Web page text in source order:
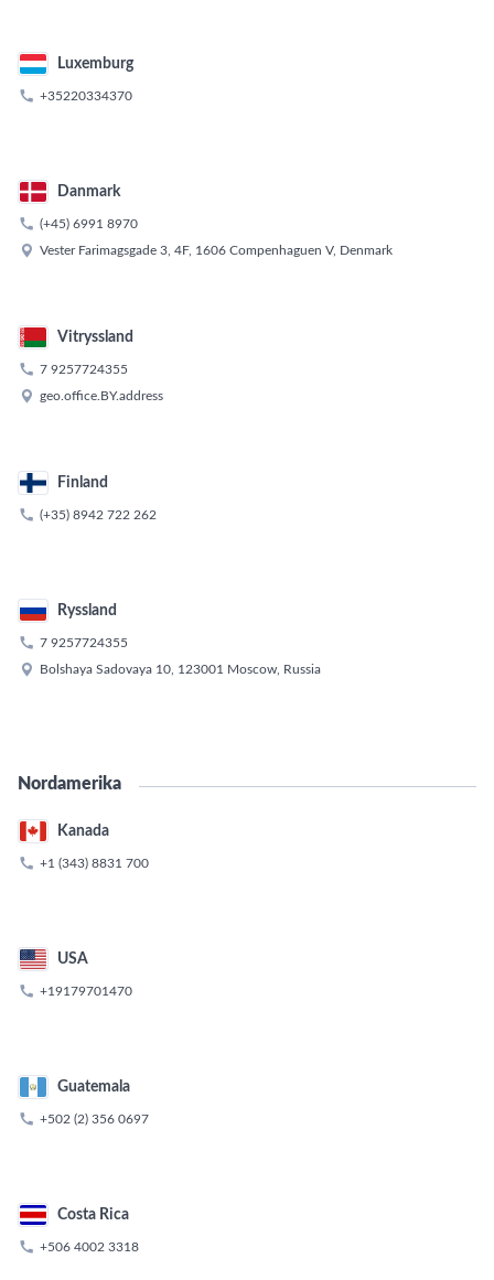
Luxemburg
 +35220334370
Danmark
 (+45) 6991 8970
 Vester Farimagsgade 3, 4F, 1606 Compenhaguen V, Denmark
Vitryssland
 7 9257724355
 geo.office.BY.address
Finland
 (+35) 8942 722 262
Ryssland
 7 9257724355
 Bolshaya Sadovaya 10, 123001 Moscow, Russia
Nordamerika
Kanada
 +1 (343) 8831 700
USA
 +19179701470
Guatemala
 +502 (2) 356 0697
Costa Rica
 +506 4002 3318